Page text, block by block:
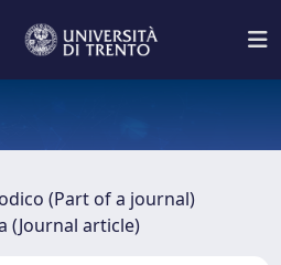
(Part of a journal)
(Journal article)